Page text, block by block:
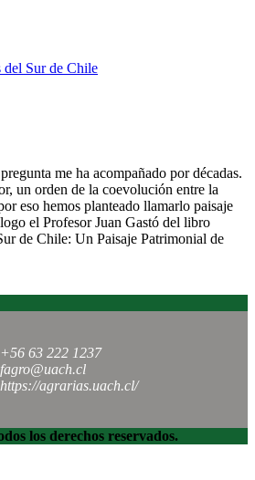
del Sur de Chile
me ha acompañado por décadas.
un orden de la coevolución entre la
eso hemos planteado llamarlo paisaje
el Profesor Juan Gastó del libro
de Chile: Un Paisaje Patrimonial de
+56 63 222 1237
fagro@uach.cl
https://agrarias.uach.cl/
los derechos reservados.